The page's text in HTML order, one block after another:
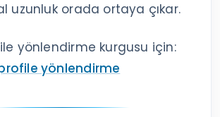
uzunluk orada ortaya çıkar.
yönlendirme kurgusu için:
yönlendirme